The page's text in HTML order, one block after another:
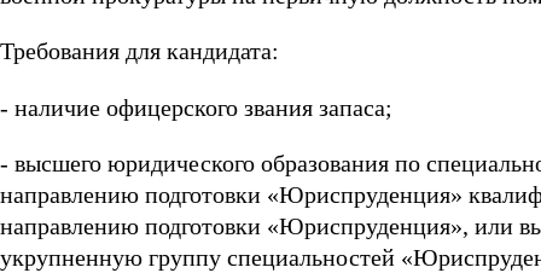
Требования для кандидата:
- наличие офицерского звания запаса;
- высшего юридического образования по
направлению подготовки «Юриспруденция»
направлению подготовки «Юриспруденция», или
укрупненную группу специальностей